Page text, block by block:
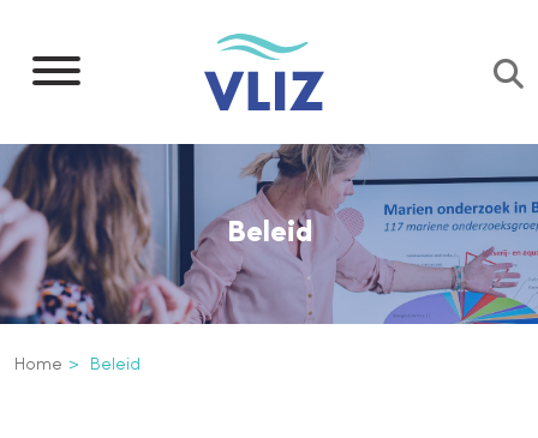
naar
inhoud
gaan
Beleid
Kruimelpad
Home Beleid